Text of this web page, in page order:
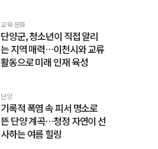
교육·문화
단양군, 청소년이 직접 알리
는 지역 매력…이천시와 교류
활동으로 미래 인재 육성
단양
기록적 폭염 속 피서 명소로
뜬 단양 계곡…청정 자연이 선
사하는 여름 힐링